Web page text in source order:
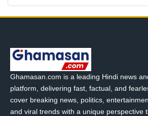
Ghamasan.com is a leading Hindi news
platform, delivering fast, factual, and
cover breaking news, politics,
and viral trends with a unique perspective